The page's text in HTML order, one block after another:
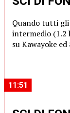
Quando tutti
intermedio (1.2
su Kawayoke
11:51